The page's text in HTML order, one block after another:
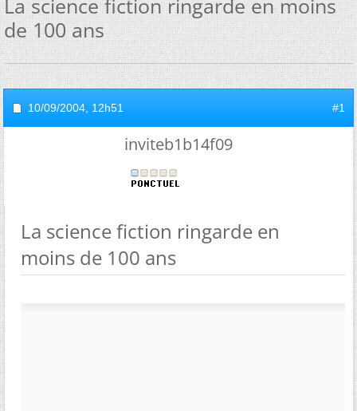
La science fiction ringarde en moins
de 100 ans
10/09/2004, 12h51 #1
inviteb1b14f09
La science fiction ringarde en
moins de 100 ans